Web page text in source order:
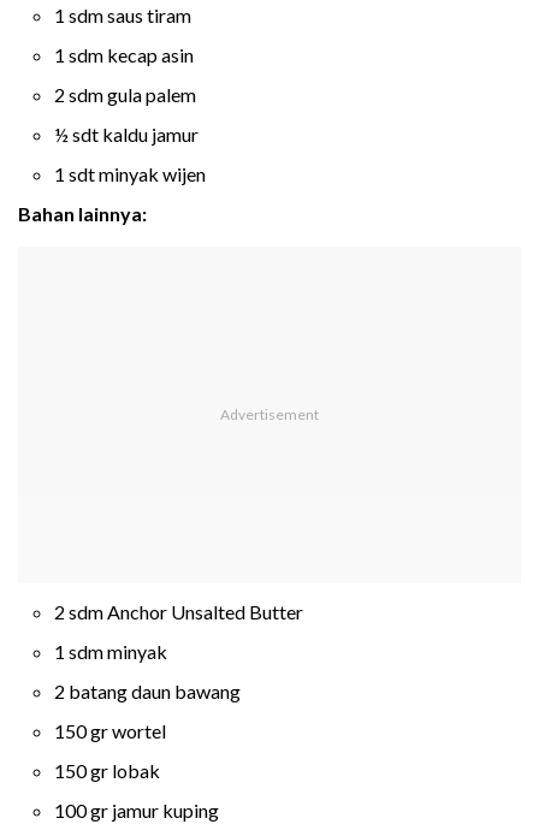
1 sdm saus tiram
1 sdm kecap asin
2 sdm gula palem
½ sdt kaldu jamur
1 sdt minyak wijen
Bahan lainnya:
2 sdm Anchor Unsalted Butter
1 sdm minyak
2 batang daun bawang
150 gr wortel
150 gr lobak
100 gr jamur kuping